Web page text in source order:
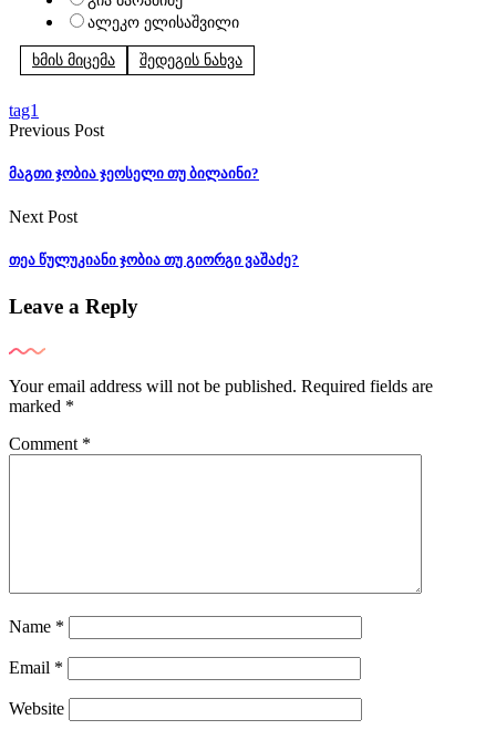
ალეკო ელისაშვილი
ხმის მიცემა შედეგის ნახვა
tag1
Previous Post
მაგთი ჯობია ჯეოსელი თუ ბილაინი?
Next Post
თეა წულუკიანი ჯობია თუ გიორგი ვაშაძე?
Leave a Reply
Your email address will not be published. Required fields are
marked *
Comment *
Name *
Email *
Website